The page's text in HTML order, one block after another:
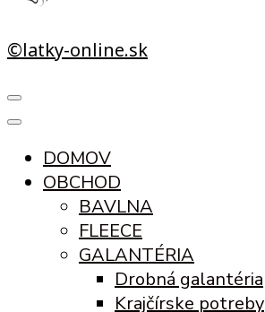
©latky-online.sk
DOMOV
OBCHOD
BAVLNA
FLEECE
GALANTÉRIA
Drobná galantéria
Krajčírske potreby